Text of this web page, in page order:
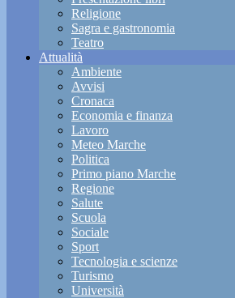
Religione
Sagra e gastronomia
Teatro
Attualità
Ambiente
Avvisi
Cronaca
Economia e finanza
Lavoro
Meteo Marche
Politica
Primo piano Marche
Regione
Salute
Scuola
Sociale
Sport
Tecnologia e scienze
Turismo
Università